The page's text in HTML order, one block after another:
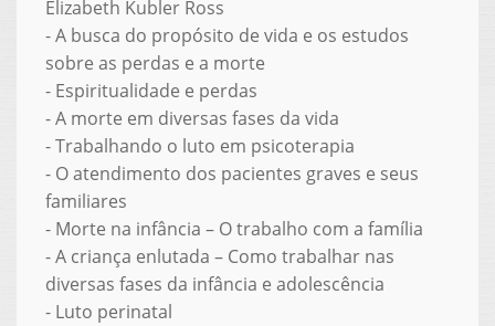
Elizabeth Kubler Ross
- A busca do propósito de vida e os estudos
sobre as perdas e a morte
- Espiritualidade e perdas
- A morte em diversas fases da vida
- Trabalhando o luto em psicoterapia
- O atendimento dos pacientes graves e seus
familiares
- Morte na infância – O trabalho com a família
- A criança enlutada – Como trabalhar nas
diversas fases da infância e adolescência
- Luto perinatal